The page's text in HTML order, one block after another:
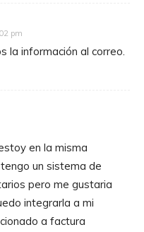
pm
la información al correo.
en la misma
un sistema de
pero me gustaria
integrarla a mi
a factura